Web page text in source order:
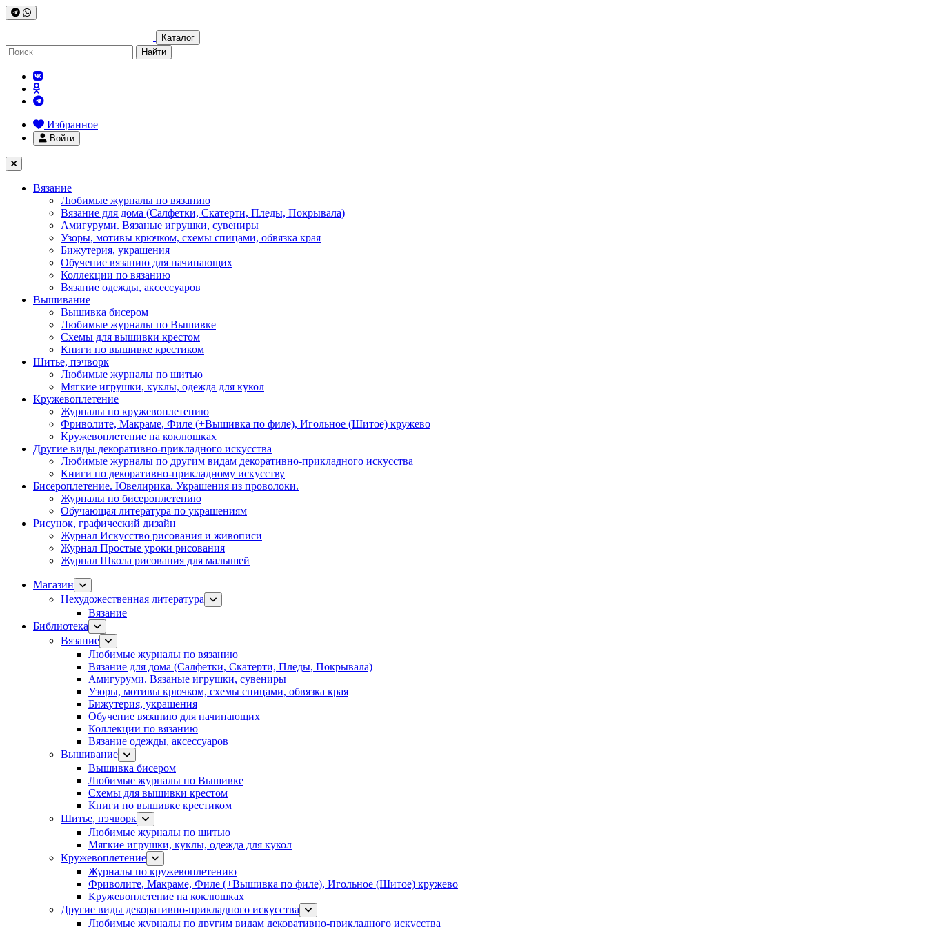
Каталог
Найти
Избранное
Войти
Вязание
Любимые журналы по вязанию
Вязание для дома (Салфетки, Скатерти, Пледы, Покрывала)
Амигуруми. Вязаные игрушки, сувениры
Узоры, мотивы крючком, схемы спицами, обвязка края
Бижутерия, украшения
Обучение вязанию для начинающих
Коллекции по вязанию
Вязание одежды, аксессуаров
Вышивание
Вышивка бисером
Любимые журналы по Вышивке
Схемы для вышивки крестом
Книги по вышивке крестиком
Шитье, пэчворк
Любимые журналы по шитью
Мягкие игрушки, куклы, одежда для кукол
Кружевоплетение
Журналы по кружевоплетению
Фриволите, Макраме, Филе (+Вышивка по филе), Игольное (Шитое) кружево
Кружевоплетение на коклюшках
Другие виды декоративно-прикладного искусства
Любимые журналы по другим видам декоративно-прикладного искусства
Книги по декоративно-прикладному искусству
Бисероплетение. Ювелирика. Украшения из проволоки.
Журналы по бисероплетению
Обучающая литература по украшениям
Рисунок, графический дизайн
Журнал Искусство рисования и живописи
Журнал Простые уроки рисования
Журнал Школа рисования для малышей
Магазин
Нехудожественная литература
Вязание
Библиотека
Вязание
Любимые журналы по вязанию
Вязание для дома (Салфетки, Скатерти, Пледы, Покрывала)
Амигуруми. Вязаные игрушки, сувениры
Узоры, мотивы крючком, схемы спицами, обвязка края
Бижутерия, украшения
Обучение вязанию для начинающих
Коллекции по вязанию
Вязание одежды, аксессуаров
Вышивание
Вышивка бисером
Любимые журналы по Вышивке
Схемы для вышивки крестом
Книги по вышивке крестиком
Шитье, пэчворк
Любимые журналы по шитью
Мягкие игрушки, куклы, одежда для кукол
Кружевоплетение
Журналы по кружевоплетению
Фриволите, Макраме, Филе (+Вышивка по филе), Игольное (Шитое) кружево
Кружевоплетение на коклюшках
Другие виды декоративно-прикладного искусства
Любимые журналы по другим видам декоративно-прикладного искусства